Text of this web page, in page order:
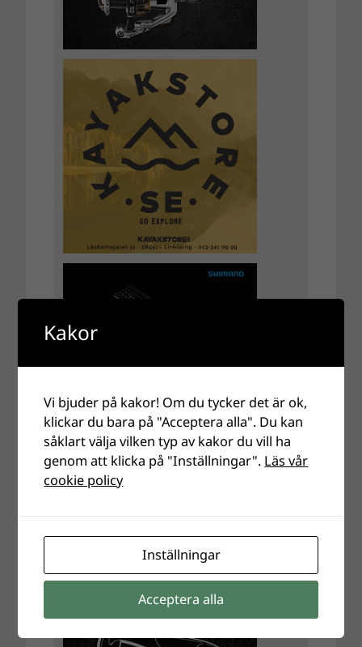
Kakor
Vi bjuder på kakor! Om du tycker det är ok,
klickar du bara på "Acceptera alla". Du kan
såklart välja vilken typ av kakor du vill ha
genom att klicka på "Inställningar". Läs vår
cookie policy
Inställningar
Acceptera alla